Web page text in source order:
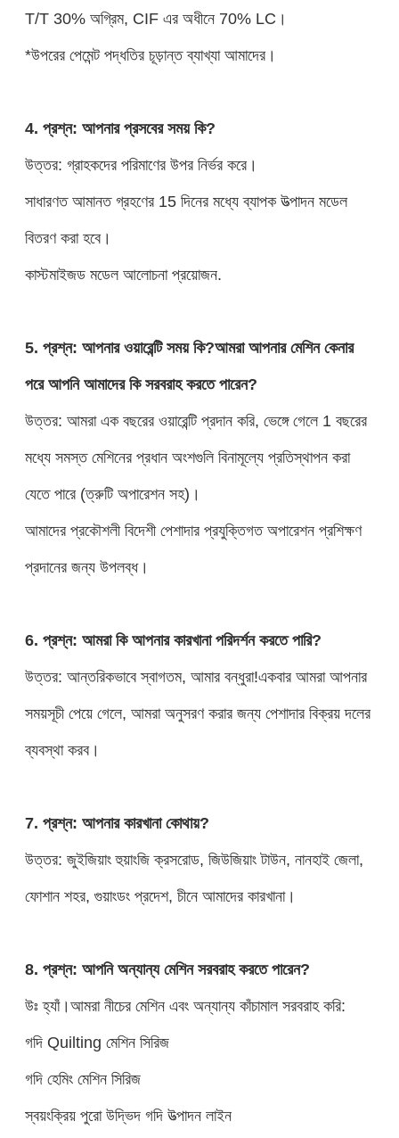
T/T 30% অগ্রিম, CIF এর অধীনে 70% LC।
*উপরের পেমেন্ট পদ্ধতির চূড়ান্ত ব্যাখ্যা আমাদের।
4. প্রশ্ন: আপনার প্রসবের সময় কি?
উত্তর: গ্রাহকদের পরিমাণের উপর নির্ভর করে।
সাধারণত আমানত গ্রহণের 15 দিনের মধ্যে ব্যাপক উত্পাদন মডেল
বিতরণ করা হবে।
কাস্টমাইজড মডেল আলোচনা প্রয়োজন.
5. প্রশ্ন: আপনার ওয়ারেন্টি সময় কি?আমরা আপনার মেশিন কেনার
পরে আপনি আমাদের কি সরবরাহ করতে পারেন?
উত্তর: আমরা এক বছরের ওয়ারেন্টি প্রদান করি, ভেঙ্গে গেলে 1 বছরের
মধ্যে সমস্ত মেশিনের প্রধান অংশগুলি বিনামূল্যে প্রতিস্থাপন করা
যেতে পারে (ত্রুটি অপারেশন সহ)।
আমাদের প্রকৌশলী বিদেশী পেশাদার প্রযুক্তিগত অপারেশন প্রশিক্ষণ
প্রদানের জন্য উপলব্ধ।
6. প্রশ্ন: আমরা কি আপনার কারখানা পরিদর্শন করতে পারি?
উত্তর: আন্তরিকভাবে স্বাগতম, আমার বন্ধুরা!একবার আমরা আপনার
সময়সূচী পেয়ে গেলে, আমরা অনুসরণ করার জন্য পেশাদার বিক্রয় দলের
ব্যবস্থা করব।
7. প্রশ্ন: আপনার কারখানা কোথায়?
উত্তর: জুইজিয়াং হুয়াংজি ক্রসরোড, জিউজিয়াং টাউন, নানহাই জেলা,
ফোশান শহর, গুয়াংডং প্রদেশ, চীনে আমাদের কারখানা।
8. প্রশ্ন: আপনি অন্যান্য মেশিন সরবরাহ করতে পারেন?
উঃ হ্যাঁ।আমরা নীচের মেশিন এবং অন্যান্য কাঁচামাল সরবরাহ করি:
গদি Quilting মেশিন সিরিজ
গদি হেমিং মেশিন সিরিজ
স্বয়ংক্রিয় পুরো উদ্ভিদ গদি উত্পাদন লাইন